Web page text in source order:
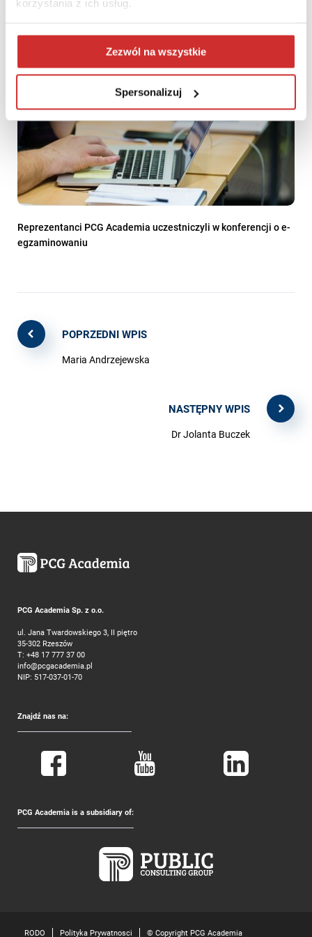
korzystania z ich usług.
Zezwól na wszystkie
Spersonalizuj
Reprezentanci PCG Academia uczestniczyli w konferencji o e-
egzaminowaniu
POPRZEDNI WPIS
Maria Andrzejewska
NASTĘPNY WPIS
Dr Jolanta Buczek
PCG Academia Sp. z o.o.
ul. Jana Twardowskiego 3, II piętro
35-302 Rzeszów
T: +48 17 777 37 00
info@pcgacademia.pl
NIP: 517-037-01-70
Znajdź nas na:
PCG Academia is a subsidiary of:
RODO Polityka Prywatnosci © Copyright PCG Academia